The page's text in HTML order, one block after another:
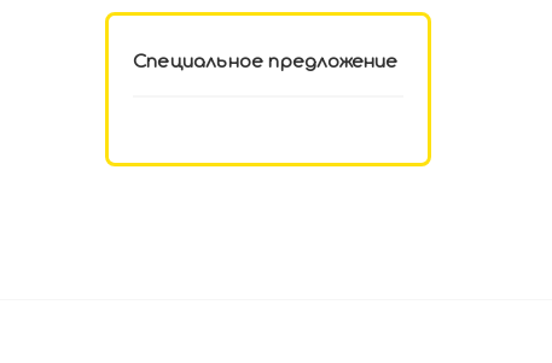
Специальное предложение